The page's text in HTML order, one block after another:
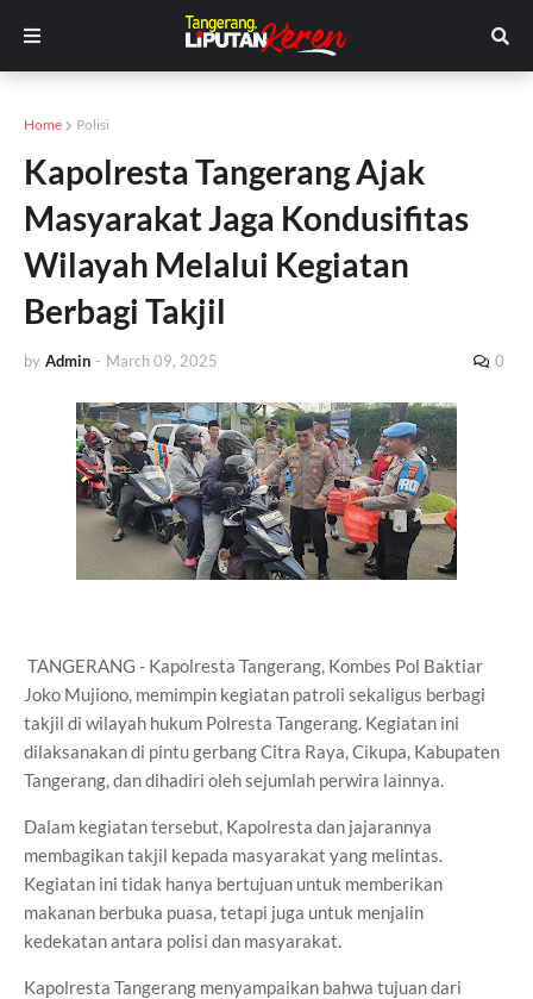
Home Polisi
Kapolresta Tangerang Ajak
Masyarakat Jaga Kondusifitas
Wilayah Melalui Kegiatan
Berbagi Takjil
by Admin - March 09, 2025 0
TANGERANG - Kapolresta Tangerang, Kombes Pol Baktiar
Joko Mujiono, memimpin kegiatan patroli sekaligus berbagi
takjil di wilayah hukum Polresta Tangerang. Kegiatan ini
dilaksanakan di pintu gerbang Citra Raya, Cikupa, Kabupaten
Tangerang, dan dihadiri oleh sejumlah perwira lainnya.
Dalam kegiatan tersebut, Kapolresta dan jajarannya
membagikan takjil kepada masyarakat yang melintas.
Kegiatan ini tidak hanya bertujuan untuk memberikan
makanan berbuka puasa, tetapi juga untuk menjalin
kedekatan antara polisi dan masyarakat.
Kapolresta Tangerang menyampaikan bahwa tujuan dari